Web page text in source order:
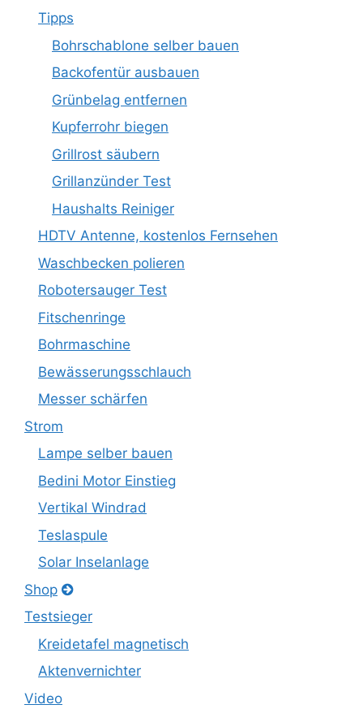
Tipps
Bohrschablone selber bauen
Backofentür ausbauen
Grünbelag entfernen
Kupferrohr biegen
Grillrost säubern
Grillanzünder Test
Haushalts Reiniger
HDTV Antenne, kostenlos Fernsehen
Waschbecken polieren
Robotersauger Test
Fitschenringe
Bohrmaschine
Bewässerungsschlauch
Messer schärfen
Strom
Lampe selber bauen
Bedini Motor Einstieg
Vertikal Windrad
Teslaspule
Solar Inselanlage
Shop
Testsieger
Kreidetafel magnetisch
Aktenvernichter
Video